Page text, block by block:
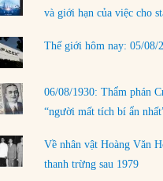
và giới hạn của việc cho
Thế giới hôm nay: 05/08/
06/08/1930: Thẩm phán
“người mất tích bí ẩn
Về nhân vật Hoàng Văn
thanh trừng sau 1979